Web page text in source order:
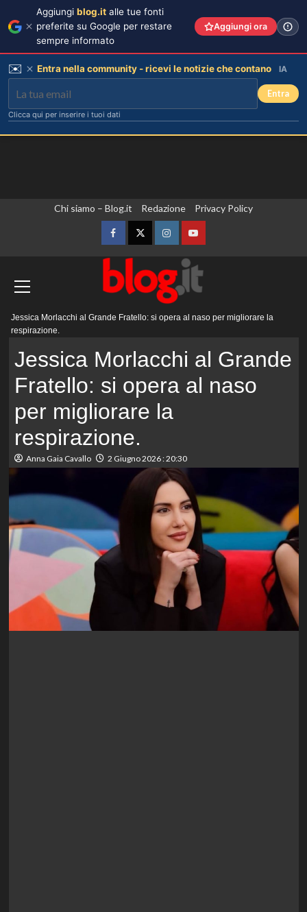
Chi siamo – Blog.it Redazione Privacy Policy
FacebookTwitterInstagramYouTube
principale
Jessica Morlacchi al Grande Fratello: si opera al naso per migliorare la
respirazione.
Jessica Morlacchi al Grande
Fratello: si opera al naso
per migliorare la
respirazione.
Anna Gaia Cavallo 2 Giugno 2026 : 20:30
Aggiungi blog.it alle tue fonti
preferite su Google per restare
sempre informato
Aggiungi ora
✉️ Entra nella community - ricevi le notizie che contano IA
Entra
Clicca qui per inserire i tuoi dati